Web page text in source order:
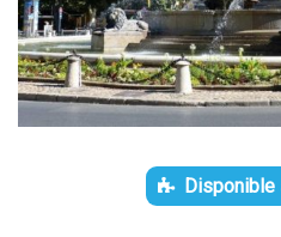
Disponible